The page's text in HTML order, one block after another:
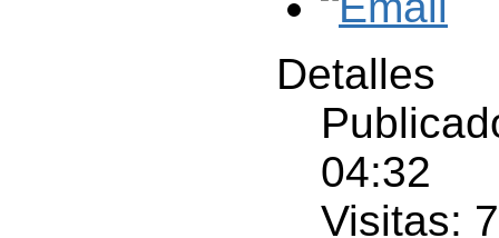
Detalles
04:32
Visitas: